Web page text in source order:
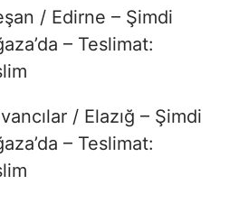
/ Edirne – Şimdi
– Teslimat:
/ Elazığ – Şimdi
– Teslimat: